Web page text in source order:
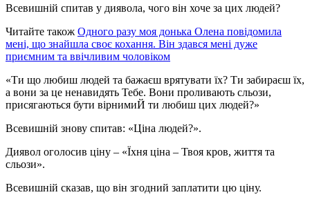
Всевишній спитав у диявола, чого він хоче за цих людей?
Читайте також Одного разу моя донька Олена повідомила
мені, що знайшла своє кохання. Він здався мені дуже
приємним та ввічливим чоловіком
«Ти що любиш людей та бажаєш врятувати їх? Ти забираєш їх,
а вони за це ненавидять Тебе. Вони проливають сльози,
присягаються бути вірнимиЙ ти любиш цих людей?»
Всевишній знову спитав: «Ціна людей?».
Диявол оголосив ціну – «Їхня ціна – Твоя кров, життя та
сльози».
Всевишній сказав, що він згодний заплатити цю ціну.